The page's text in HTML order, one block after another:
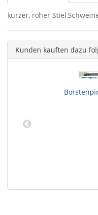
kurzer, roher
Kunden kauften dazu